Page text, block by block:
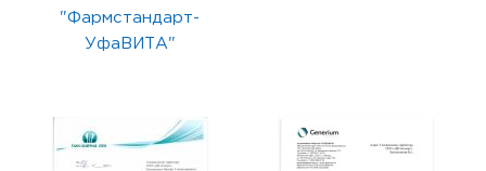
"Фармстандарт-
УфаВИТА"